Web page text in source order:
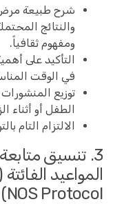
والنتائج
ومفهوم ثقافياً.
التأكيد على
في الوقت
توزيع
الطفل أو أثناء
الالتزام التام
3. تنسيق
NOS Protocol)